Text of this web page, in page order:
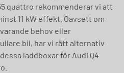
quattro rekommenderar vi att
11 kW effekt. Oavsett om
behov eller
bil, har vi rätt alternativ
laddboxar för Audi Q4